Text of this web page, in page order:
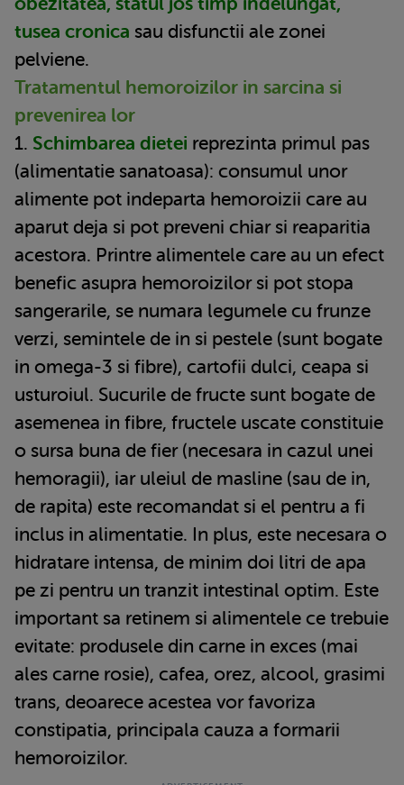
tusea cronica sau disfunctii ale zonei
pelviene.
Tratamentul hemoroizilor in sarcina si
prevenirea lor
1. Schimbarea dietei reprezinta primul pas
(alimentatie sanatoasa): consumul unor
alimente pot indeparta hemoroizii care au
aparut deja si pot preveni chiar si reaparitia
acestora. Printre alimentele care au un efect
benefic asupra hemoroizilor si pot stopa
sangerarile, se numara legumele cu frunze
verzi, semintele de in si pestele (sunt bogate
in omega-3 si fibre), cartofii dulci, ceapa si
usturoiul. Sucurile de fructe sunt bogate de
asemenea in fibre, fructele uscate constituie
o sursa buna de fier (necesara in cazul unei
hemoragii), iar uleiul de masline (sau de in,
de rapita) este recomandat si el pentru a fi
inclus in alimentatie. In plus, este necesara o
hidratare intensa, de minim doi litri de apa
pe zi pentru un tranzit intestinal optim. Este
important sa retinem si alimentele ce trebuie
evitate: produsele din carne in exces (mai
ales carne rosie), cafea, orez, alcool, grasimi
trans, deoarece acestea vor favoriza
constipatia, principala cauza a formarii
hemoroizilor.